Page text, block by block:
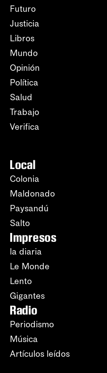
Futuro
Justicia
Libros
Mundo
Opinión
Política
Salud
Trabajo
Verifica
Local
Colonia
Maldonado
Paysandú
Salto
Impresos
la diaria
Le Monde
Lento
Gigantes
Radio
Periodismo
Música
Artículos leídos